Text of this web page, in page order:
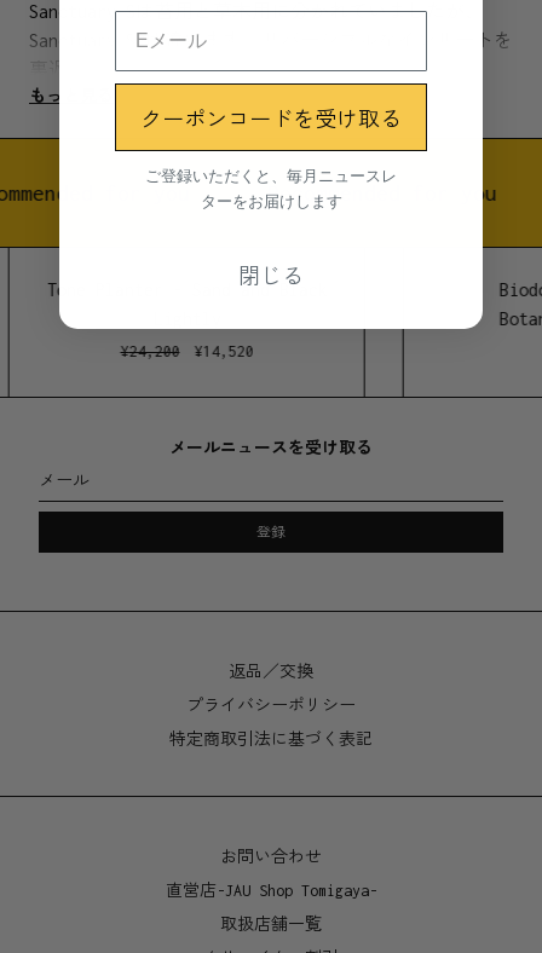
Sanctuary Sは苔用と草木用に分かれていましたが、
Sanctuary S2は違います。リバーシブルなインサートを
裏返せば苔にも草木にも使えるのです。
小さな温室のような空間で内部の湿度を保ち、水やりの
手間を大きく減らせます。蒸発した水はガラスの天井に
溜まり、それが突起を伝ってまた植物へと落ちるので
す。地表の水分が蒸発して雲になってまた降り注ぐのに
近い状態を保っています。通気口を開閉できるので、湿
度のコントロールも簡単です。
お家にも職場にも、そして可愛いギフトとしてもミニチ
ュアな世界をお一ついかがでしょうか。
アデレード、オーストラリア
もっと見る
for you Recommended for you
Tone Planter - Sand and Black
¥24,200 ¥14,520
メールニュースを受け取る
メール
登録
返品／交換
プライバシーポリシー
特定商取引法に基づく表記
お問い合わせ
直営店-JAU Shop Tomigaya-
取扱店舗一覧
クーポンコードを受け取る
ご登録いただくと、毎月ニュースレ
ターをお届けします
閉じる